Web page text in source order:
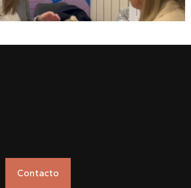
Contacto